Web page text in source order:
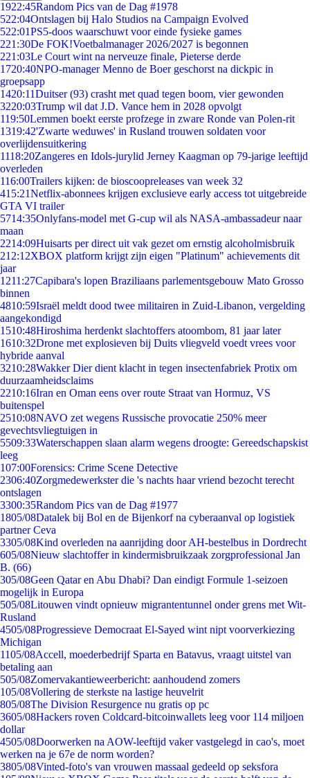
1922:45Random Pics van de Dag #1978
522:04Ontslagen bij Halo Studios na Campaign Evolved
522:01PS5-doos waarschuwt voor einde fysieke games
221:30De FOK!Voetbalmanager 2026/2027 is begonnen
221:03Le Court wint na nerveuze finale, Pieterse derde
1720:40NPO-manager Menno de Boer geschorst na dickpic in
groepsapp
1420:11Duitser (93) crasht met quad tegen boom, vier gewonden
3220:03Trump wil dat J.D. Vance hem in 2028 opvolgt
119:50Lemmen boekt eerste profzege in zware Ronde van Polen-rit
1319:42'Zwarte weduwes' in Rusland trouwen soldaten voor
overlijdensuitkering
1118:20Zangeres en Idols-jurylid Jerney Kaagman op 79-jarige leeftijd
overleden
116:00Trailers kijken: de bioscoopreleases van week 32
415:21Netflix-abonnees krijgen exclusieve early access tot uitgebreide
GTA VI trailer
5714:35Onlyfans-model met G-cup wil als NASA-ambassadeur naar
maan
2214:09Huisarts per direct uit vak gezet om ernstig alcoholmisbruik
212:12XBOX platform krijgt zijn eigen "Platinum" achievements dit
jaar
1211:27Capibara's lopen Braziliaans parlementsgebouw Mato Grosso
binnen
4810:59Israël meldt dood twee militairen in Zuid-Libanon, vergelding
aangekondigd
1510:48Hiroshima herdenkt slachtoffers atoombom, 81 jaar later
1610:32Drone met explosieven bij Duits vliegveld voedt vrees voor
hybride aanval
3210:28Wakker Dier dient klacht in tegen insectenfabriek Protix om
duurzaamheidsclaims
2210:16Iran en Oman eens over route Straat van Hormuz, VS
buitenspel
2510:08NAVO zet wegens Russische provocatie 250% meer
gevechtsvliegtuigen in
5509:33Waterschappen slaan alarm wegens droogte: Gereedschapskist
leeg
107:00Forensics: Crime Scene Detective
2306:40Zorgmedewerkster die 's nachts haar vriend bezocht terecht
ontslagen
3300:35Random Pics van de Dag #1977
1805/08Datalek bij Bol en de Bijenkorf na cyberaanval op logistiek
partner Ceva
3305/08Kind overleden na aanrijding door AH-bestelbus in Dordrecht
605/08Nieuw slachtoffer in kindermisbruikzaak zorgprofessional Jan
B. (66)
305/08Geen Qatar en Abu Dhabi? Dan eindigt Formule 1-seizoen
mogelijk in Europa
505/08Litouwen vindt opnieuw migrantentunnel onder grens met Wit-
Rusland
4505/08Progressieve Democraat El-Sayed wint nipt voorverkiezing
Michigan
1105/08Accell, moederbedrijf Sparta en Batavus, vraagt uitstel van
betaling aan
505/08Zomervakantieweerbericht: aanhoudend zomers
105/08Vollering de sterkste na lastige heuvelrit
805/08The Division Resurgence nu gratis op pc
3605/08Hackers roven Coldcard-bitcoinwallets leeg voor 114 miljoen
dollar
4505/08Doorwerken na AOW-leeftijd vaker vastgelegd in cao's, moet
werken na je 67e de norm worden?
3805/08Vinted-foto's van vrouwen massaal gedeeld op seksfora